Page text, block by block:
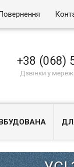
+38 (068)
Дзвінки у